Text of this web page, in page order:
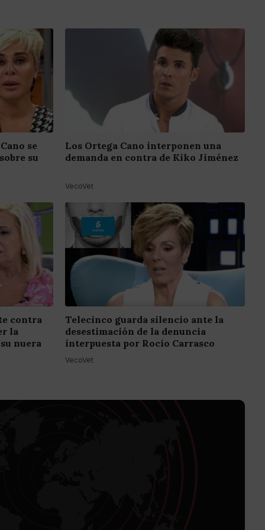
se
su
Los Ortega Cano interponen una
demanda en contra de Kiko Jiménez
VecoVet
contra
la
nuera
Telecinco guarda silencio ante la
desestimación de la denuncia
interpuesta por Rocío Carrasco
VecoVet